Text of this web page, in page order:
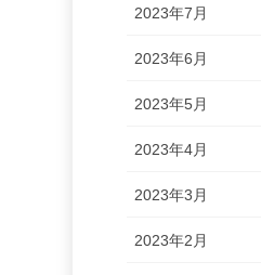
2023年7月
2023年6月
2023年5月
2023年4月
2023年3月
2023年2月